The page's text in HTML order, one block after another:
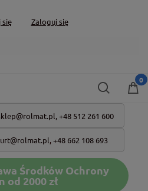
się Zaloguj się
+48 512 261 600
,+48 662 108 693
Środków Ochrony
od 2000 zł